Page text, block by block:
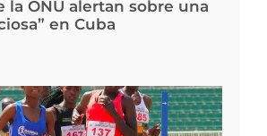
la ONU alertan sobre una
en Cuba